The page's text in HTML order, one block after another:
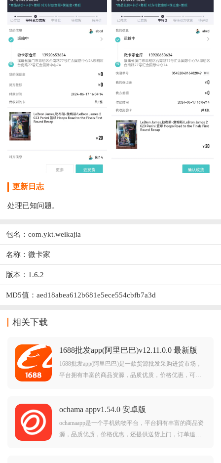
更新日志
处理已知问题。
包名：com.ykt.weikajia
名称：微卡家
版本：1.6.2
MD5值：aed18abea612b681e5ece554cbfb7a3d
相关下载
1688批发app(阿里巴巴)v12.11.0.0 最新版
1688批发app(阿里巴巴)是一款货源批发采购进货市场，
平台拥有丰富的商品资源，品质优质，价格优惠，可以
ochama appv1.54.0 安卓版
ochamaapp是一个手机购物平台，平台拥有丰富的商品资
源，品质优质，价格优惠，还提供送货上门，订单追踪